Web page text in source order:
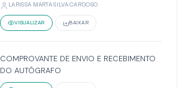
LARISSA MARTA SILVA CARDOSO
VISUALIZAR BAIXAR
COMPROVANTE DE ENVIO E RECEBIMENTO
DO AUTÓGRAFO